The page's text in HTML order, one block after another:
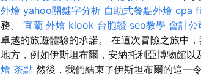
外燴 yahoo關鍵字分析 自助式餐點外燴 cpa
務。 宜蘭 外燴 klook 台胞證 seo教學 會計公
卓越的旅遊體驗的承諾。 在這次冒險之旅中
地方，例如伊斯坦布爾，安納托利亞博物館以
燴 茶點 然後，我們結束了伊斯坦布爾的這一